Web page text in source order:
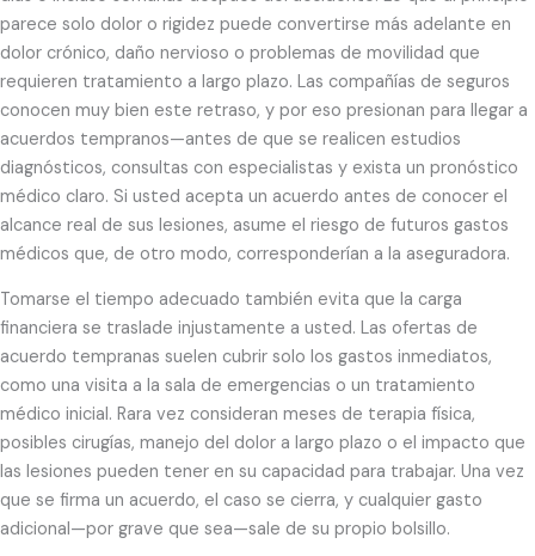
parece solo dolor o rigidez puede convertirse más adelante en
dolor crónico, daño nervioso o problemas de movilidad que
requieren tratamiento a largo plazo. Las compañías de seguros
conocen muy bien este retraso, y por eso presionan para llegar a
acuerdos tempranos—antes de que se realicen estudios
diagnósticos, consultas con especialistas y exista un pronóstico
médico claro. Si usted acepta un acuerdo antes de conocer el
alcance real de sus lesiones, asume el riesgo de futuros gastos
médicos que, de otro modo, corresponderían a la aseguradora.
Tomarse el tiempo adecuado también evita que la carga
financiera se traslade injustamente a usted. Las ofertas de
acuerdo tempranas suelen cubrir solo los gastos inmediatos,
como una visita a la sala de emergencias o un tratamiento
médico inicial. Rara vez consideran meses de terapia física,
posibles cirugías, manejo del dolor a largo plazo o el impacto que
las lesiones pueden tener en su capacidad para trabajar. Una vez
que se firma un acuerdo, el caso se cierra, y cualquier gasto
adicional—por grave que sea—sale de su propio bolsillo.